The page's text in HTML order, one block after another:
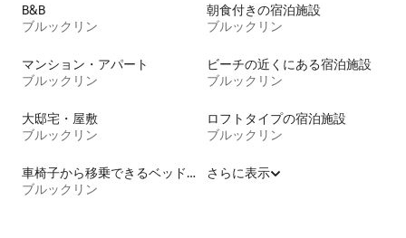
B&B
ブルックリン
朝食付きの宿泊施設
ブルックリン
マンション・アパート
ブルックリン
ビーチの近くにある宿泊施設
ブルックリン
大邸宅・屋敷
ブルックリン
ロフトタイプの宿泊施設
ブルックリン
車椅子から移乗できるベッドがある宿泊施設
ブルックリン
さらに表示